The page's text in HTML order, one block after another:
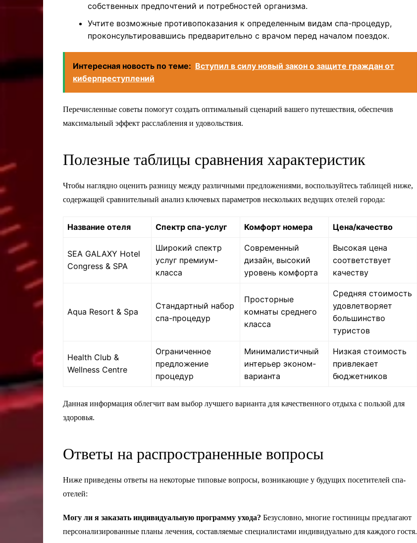
собственных предпочтений и потребностей организма.
Учтите возможные противопоказания к определенным видам спа-процедур,
проконсультировавшись предварительно с врачом перед началом поездок.
Интересная новость по теме: Вступил в силу новый закон о защите граждан от
киберпреступлений
Перечисленные советы помогут создать оптимальный сценарий вашего путешествия, обеспечив
максимальный эффект расслабления и удовольствия.
Полезные таблицы сравнения характеристик
Чтобы наглядно оценить разницу между различными предложениями, воспользуйтесь таблицей ниже,
содержащей сравнительный анализ ключевых параметров нескольких ведущих отелей города:
Название отеля Спектр спа-услуг Комфорт номера Цена/качество
SEA GALAXY Hotel
Congress & SPA
Широкий спектр
услуг премиум-
класса
Современный
дизайн, высокий
уровень комфорта
Высокая цена
соответствует
качеству
Aqua Resort & Spa
Стандартный набор
спа-процедур
Просторные
комнаты среднего
класса
Средняя стоимость
удовлетворяет
большинство
туристов
Health Club &
Wellness Centre
Ограниченное
предложение
процедур
Минималистичный
интерьер эконом-
варианта
Низкая стоимость
привлекает
бюджетников
Данная информация облегчит вам выбор лучшего варианта для качественного отдыха с пользой для
здоровья.
Ответы на распространенные вопросы
Ниже приведены ответы на некоторые типовые вопросы, возникающие у будущих посетителей спа-
отелей:
Могу ли я заказать индивидуальную программу ухода? Безусловно, многие гостиницы предлагают
персонализированные планы лечения, составляемые специалистами индивидуально для каждого гостя.